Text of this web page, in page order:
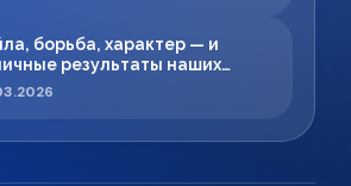
борьба, характер — и
результаты наших